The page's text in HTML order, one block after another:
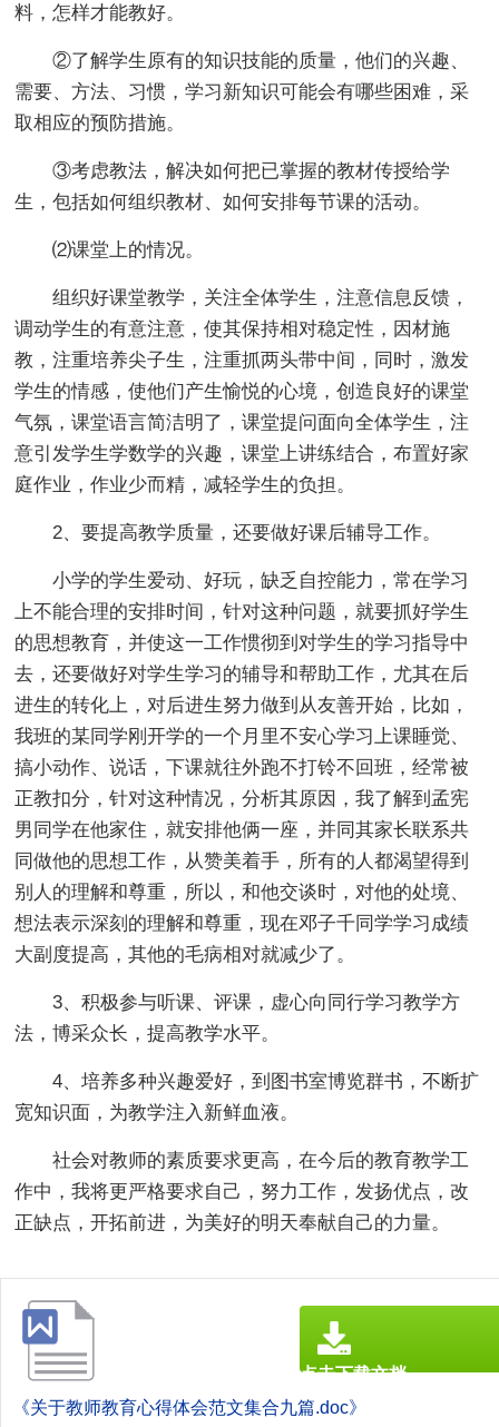
料，怎样才能教好。
②了解学生原有的知识技能的质量，他们的兴趣、
需要、方法、习惯，学习新知识可能会有哪些困难，采
取相应的预防措施。
③考虑教法，解决如何把已掌握的教材传授给学
生，包括如何组织教材、如何安排每节课的活动。
⑵课堂上的情况。
组织好课堂教学，关注全体学生，注意信息反馈，
调动学生的有意注意，使其保持相对稳定性，因材施
教，注重培养尖子生，注重抓两头带中间，同时，激发
学生的情感，使他们产生愉悦的心境，创造良好的课堂
气氛，课堂语言简洁明了，课堂提问面向全体学生，注
意引发学生学数学的兴趣，课堂上讲练结合，布置好家
庭作业，作业少而精，减轻学生的负担。
2、要提高教学质量，还要做好课后辅导工作。
小学的学生爱动、好玩，缺乏自控能力，常在学习
上不能合理的安排时间，针对这种问题，就要抓好学生
的思想教育，并使这一工作惯彻到对学生的学习指导中
去，还要做好对学生学习的辅导和帮助工作，尤其在后
进生的转化上，对后进生努力做到从友善开始，比如，
我班的某同学刚开学的一个月里不安心学习上课睡觉、
搞小动作、说话，下课就往外跑不打铃不回班，经常被
正教扣分，针对这种情况，分析其原因，我了解到孟宪
男同学在他家住，就安排他俩一座，并同其家长联系共
同做他的思想工作，从赞美着手，所有的人都渴望得到
别人的理解和尊重，所以，和他交谈时，对他的处境、
想法表示深刻的理解和尊重，现在邓子千同学学习成绩
大副度提高，其他的毛病相对就减少了。
3、积极参与听课、评课，虚心向同行学习教学方
法，博采众长，提高教学水平。
4、培养多种兴趣爱好，到图书室博览群书，不断扩
宽知识面，为教学注入新鲜血液。
社会对教师的素质要求更高，在今后的教育教学工
作中，我将更严格要求自己，努力工作，发扬优点，改
正缺点，开拓前进，为美好的明天奉献自己的力量。
《关于教师教育心得体会范文集合九篇.doc》
点击下载文档
文档为doc格式